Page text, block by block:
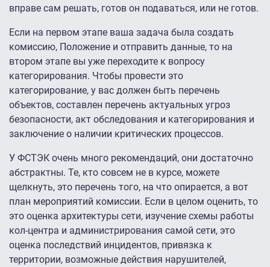
вправе сам решать, готов он подаваться, или не готов.
Если на первом этапе ваша задача была создать
комиссию, Положение и отправить данные, то на
втором этапе вы уже переходите к вопросу
категорирования. Чтобы провести это
категорирование, у вас должен быть перечень
объектов, составлен перечень актуальных угроз
безопасности, акт обследования и категорирования и
заключение о наличии критических процессов.
У ФСТЭК очень много рекомендаций, они достаточно
абстрактны. Те, кто совсем не в курсе, можете
щелкнуть, это перечень того, на что опирается, а вот
план мероприятий комиссии. Если в целом оценить, то
это оценка архитектуры сети, изучение схемы работы
кол-центра и администрирования самой сети, это
оценка последствий инцидентов, привязка к
территории, возможные действия нарушителей,